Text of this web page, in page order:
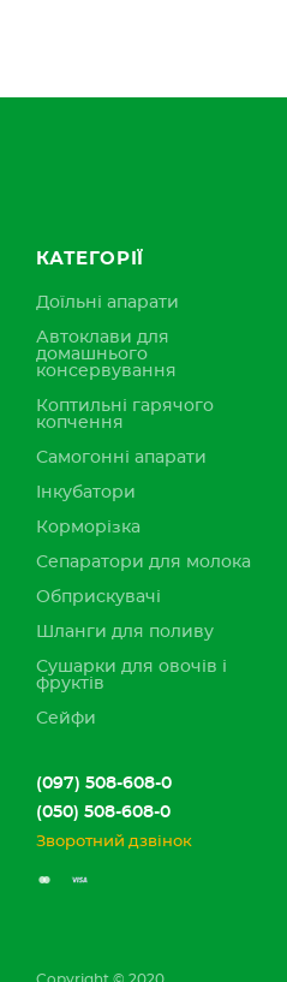
КАТЕГОРІЇ
Доїльні апарати
Автоклави для
домашнього
консервування
Коптильні гарячого
копчення
Самогонні апарати
Інкубатори
Корморізка
Сепаратори для молока
Обприскувачі
Шланги для поливу
Сушарки для овочів і
фруктів
Сейфи
(097) 508-608-0
(050) 508-608-0
Зворотний дзвінок